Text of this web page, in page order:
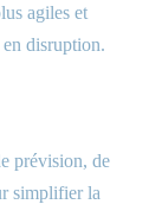
agiles et
en disruption.
prévision, de
simplifier la